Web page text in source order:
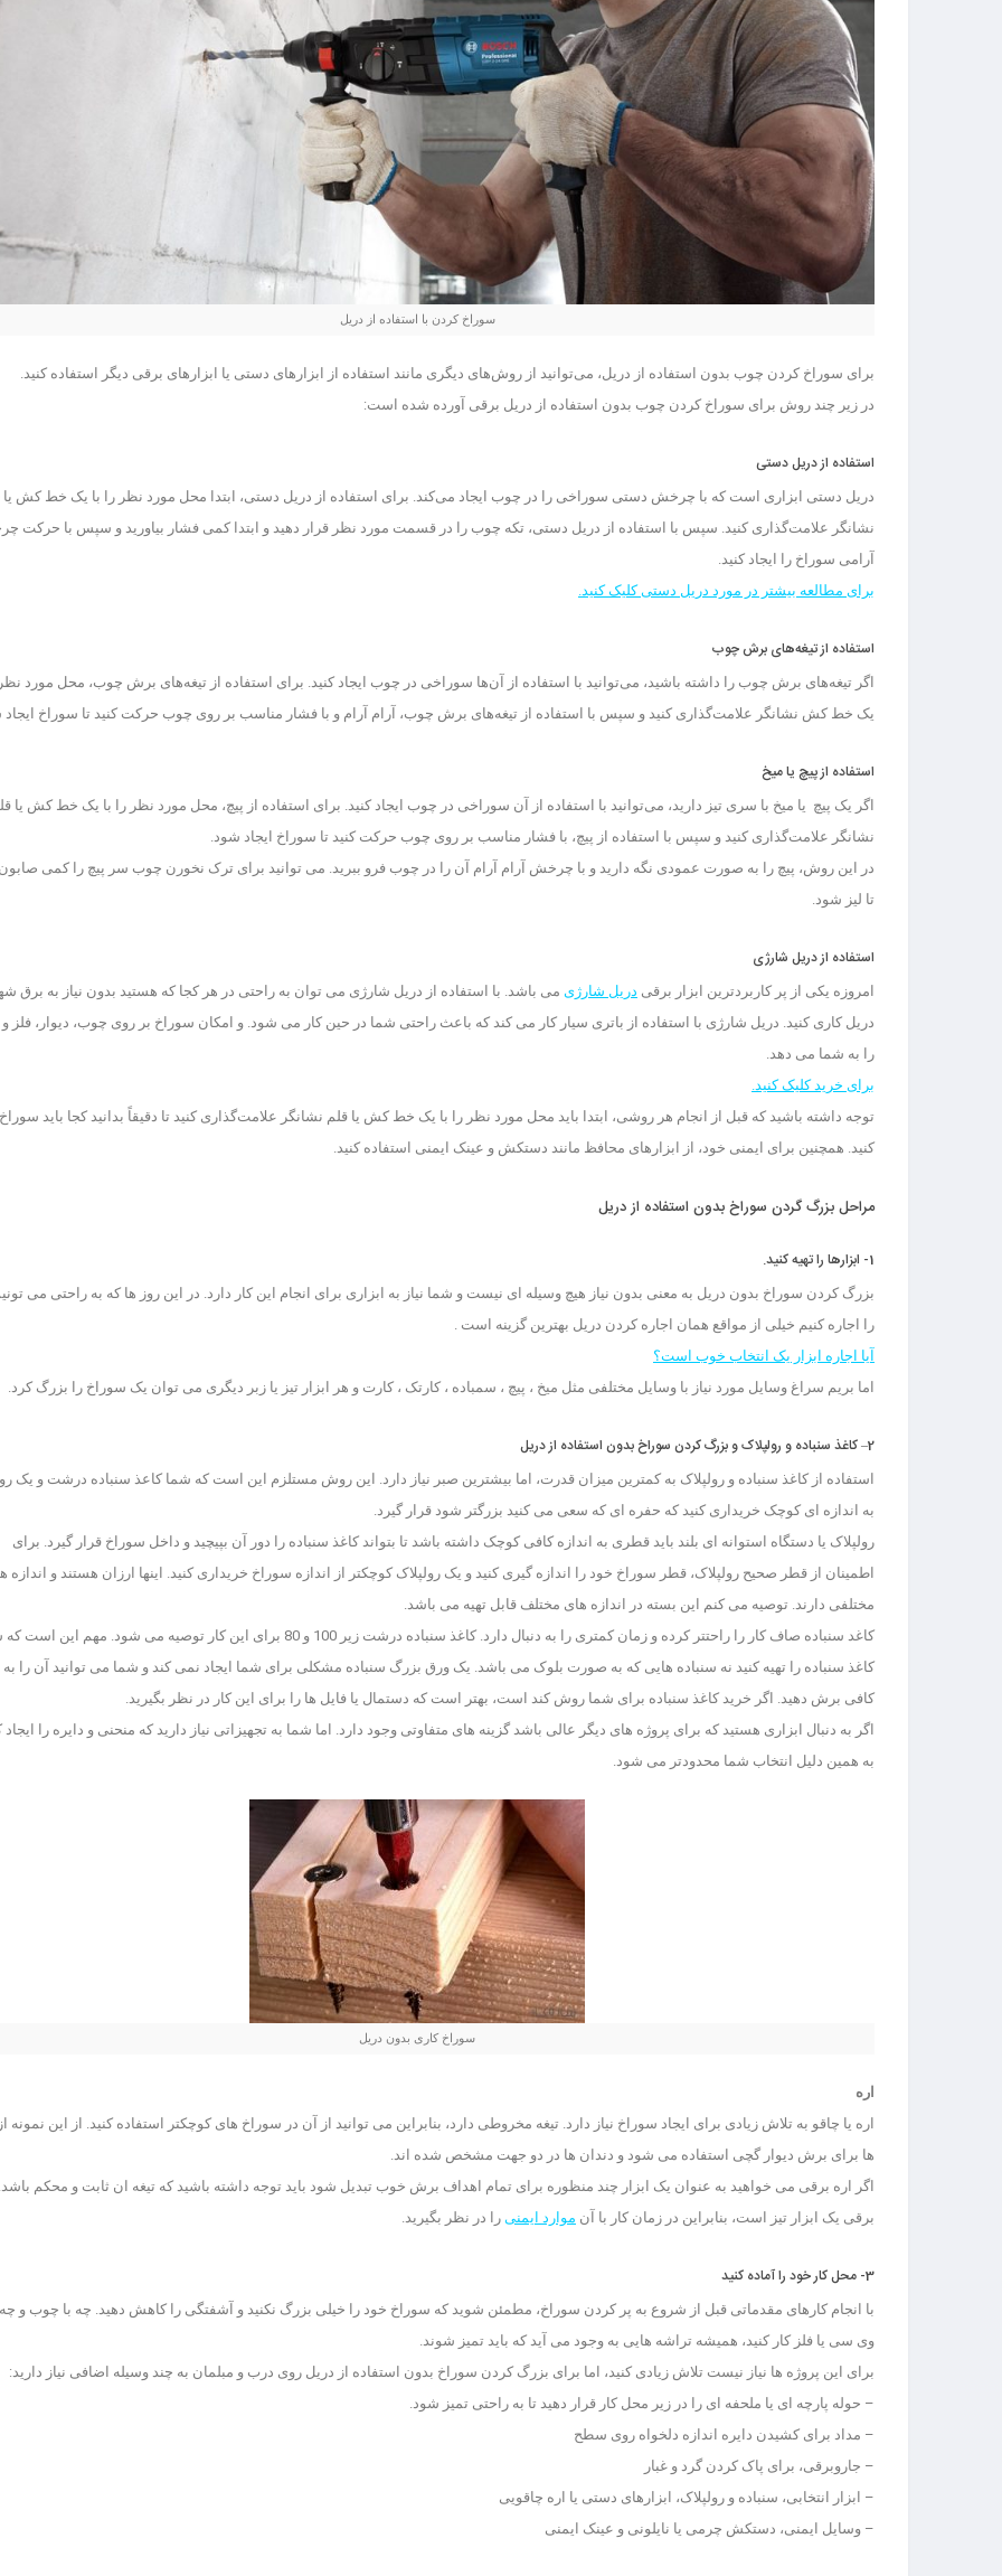
سوراخ کردن با استفاده از دریل
برای سوراخ کردن چوب بدون استفاده از دریل، می‌توانید از روش‌های دیگری مانند استفاده از ابزارهای دستی یا ابزارهای برقی دیگر استفاده کنید.
در زیر چند روش برای سوراخ کردن چوب بدون استفاده از دریل برقی آورده شده است:
استفاده از دریل دستی
دریل دستی ابزاری است که با چرخش دستی سوراخی را در چوب ایجاد می‌کند. برای استفاده از دریل دستی، ابتدا محل مورد نظر را با یک خط کش یا
نشانگر علامت‌گذاری کنید. سپس با استفاده از دریل دستی، تکه چوب را در قسمت مورد نظر قرار دهید و ابتدا کمی فشار بیاورید و سپس با حرکت
آرامی سوراخ را ایجاد کنید.
برای مطالعه بیشتر در مورد دریل دستی کلیک کنید.
استفاده از تیغه‌های برش چوب
اگر تیغه‌های برش چوب را داشته باشید، می‌توانید با استفاده از آن‌ها سوراخی در چوب ایجاد کنید. برای استفاده از تیغه‌های برش چوب، محل مورد نظر
یک خط کش نشانگر علامت‌گذاری کنید و سپس با استفاده از تیغه‌های برش چوب، آرام‌ آرام و با فشار مناسب بر روی چوب حرکت کنید تا سوراخ ایجاد
استفاده از پیچ یا میخ
اگر یک پیچ یا میخ با سری تیز دارید، می‌توانید با استفاده از آن سوراخی در چوب ایجاد کنید. برای استفاده از پیچ، محل مورد نظر را با یک خط کش یا
نشانگر علامت‌گذاری کنید و سپس با استفاده از پیچ، با فشار مناسب بر روی چوب حرکت کنید تا سوراخ ایجاد شود.
در این روش، پیچ را به صورت عمودی نگه دارید و با چرخش آرام‌ آرام آن را در چوب فرو ببرید. می توانید برای ترک نخورن چوب سر پیچ را کمی صابون
تا لیز شود.
استفاده از دریل شارژی
امروزه یکی از پر کاربردترین ابزار برقی دریل شارژی می باشد. با استفاده از دریل شارژی می توان به راحتی در هر کجا که هستید بدون نیاز به برق
دریل کاری کنید. دریل شارژی با استفاده از باتری سیار کار می کند که باعث راحتی شما در حین کار می شود. و امکان سوراخ بر روی چوب، دیوار، فلز و
را به شما می دهد.
برای خرید کلیک کنید.
توجه داشته باشید که قبل از انجام هر روشی، ابتدا باید محل مورد نظر را با یک خط کش یا قلم نشانگر علامت‌گذاری کنید تا دقیقاً بدانید کجا باید سوراخ
کنید. همچنین برای ایمنی خود، از ابزارهای محافظ مانند دستکش و عینک ایمنی استفاده کنید.
مراحل بزرگ گردن سوراخ بدون استفاده از دریل
1- ابزارها را تهیه کنید.
بزرگ کردن سوراخ بدون دریل به معنی بدون نیاز هیچ وسیله ای نیست و شما نیاز به ابزاری برای انجام این کار دارد. در این روز ها که به راحتی می تونیم
را اجاره کنیم خیلی از مواقع همان اجاره کردن دریل بهترین گزینه است .
آیا اجاره ابزار یک انتخاب خوب است؟
اما بریم سراغ وسایل مورد نیاز با وسایل مختلفی مثل میخ ، پیچ ، سمباده ، کارتک ، کارت و هر ابزار تیز یا زبر دیگری می توان یک سوراخ را بزرگ کرد.
2– کاغذ سنباده و رولپلاک و بزرگ کردن سوراخ بدون استفاده از دریل
استفاده از کاغذ سنباده و رولپلاک به کمترین میزان قدرت، اما بیشترین صبر نیاز دارد. این روش مستلزم این است که شما کاعذ سنباده درشت و یک
به اندازه ای کوچک خریداری کنید که حفره ای که سعی می کنید بزرگتر شود قرار گیرد.
رولپلاک یا دستگاه استوانه ای بلند باید قطری به اندازه کافی کوچک داشته باشد تا بتواند کاغذ سنباده را دور آن بپیچید و داخل سوراخ قرار گیرد. برای
اطمینان از قطر صحیح رولپلاک، قطر سوراخ خود را اندازه گیری کنید و یک رولپلاک کوچکتر از اندازه سوراخ خریداری کنید. اینها ارزان هستند و اندازه
مختلفی دارند. توصیه می کنم این بسته در اندازه های مختلف قابل تهیه می باشد.
کاغد سنباده صاف کار را راحتتر کرده و زمان کمتری را به دنبال دارد. کاغذ سنباده درشت زیر 100 و 80 برای این کار توصیه می شود. مهم
کاغذ سنباده را تهیه کنید نه سنباده هایی که به صورت بلوک می باشد. یک ورق بزرگ سنباده مشکلی برای شما ایجاد نمی کند و شما می توانید آن را به
کافی برش دهید. اگر خرید کاغذ سنباده برای شما روش کند است، بهتر است که دستمال یا فایل ها را برای این کار در نظر بگیرید.
اگر به دنبال ابزاری هستید که برای پروژه های دیگر عالی باشد گزینه های متفاوتی وجود دارد. اما شما به تجهیزاتی نیاز دارید که منحنی و دایره را ایجاد
به همین دلیل انتخاب شما محدودتر می شود.
سوراخ کاری بدون دریل
اره
اره یا چاقو به تلاش زیادی برای ایجاد سوراخ نیاز دارد. تیغه مخروطی دارد، بنابراین می توانید از آن در سوراخ های کوچکتر استفاده کنید. از این نمونه
ها برای برش دیوار گچی استفاده می شود و دندان ها در دو جهت مشخص شده اند.
اگر اره برقی می خواهید به عنوان یک ابزار چند منظوره برای تمام اهداف برش خوب تبدیل شود باید توجه داشته باشید که تیغه ان ثابت و محکم
برقی یک ابزار تیز است، بنابراین در زمان کار با آن موارد ایمنی را در نظر بگیرید.
3- محل کار خود را آماده کنید
با انجام کارهای مقدماتی قبل از شروع به پر کردن سوراخ، مطمئن شوید که سوراخ خود را خیلی بزرگ نکنید و آشفتگی را کاهش دهید. چه با چوب و چه
وی سی یا فلز کار کنید، همیشه تراشه هایی به وجود می آید که باید تمیز شوند.
برای این پروژه ها نیاز نیست تلاش زیادی کنید، اما برای بزرگ کردن سوراخ بدون استفاده از دریل روی درب و مبلمان به چند وسیله اضافی نیاز دارید:
– حوله پارچه ای یا ملحفه ای را در زیر محل کار قرار دهید تا به راحتی تمیز شود.
– مداد برای کشیدن دایره اندازه دلخواه روی سطح
– جاروبرقی، برای پاک کردن گرد و غبار
– ابزار انتخابی، سنباده و رولپلاک، ابزارهای دستی یا اره چاقویی
– وسایل ایمنی، دستکش چرمی یا نایلونی و عینک ایمنی